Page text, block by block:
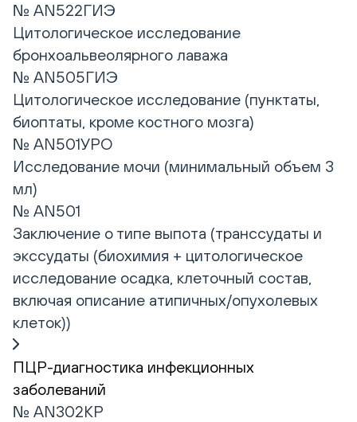
№ AN522ГИЭ
Цитологическое исследование
бронхоальвеолярного лаважа
№ AN505ГИЭ
Цитологическое исследование (пунктаты,
биоптаты, кроме костного мозга)
№ AN501УРО
Исследование мочи (минимальный объем 3
мл)
№ AN501
Заключение о типе выпота (транссудаты и
экссудаты (биохимия + цитологическое
исследование осадка, клеточный состав,
включая описание атипичных/опухолевых
клеток))
ПЦР-диагностика инфекционных
заболеваний
№ AN302КР